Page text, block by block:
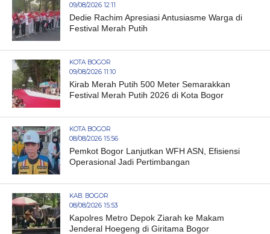
09/08/2026 12:11
Dedie Rachim Apresiasi Antusiasme Warga di
Festival Merah Putih
KOTA BOGOR
09/08/2026 11:10
Kirab Merah Putih 500 Meter Semarakkan
Festival Merah Putih 2026 di Kota Bogor
KOTA BOGOR
08/08/2026 15:56
Pemkot Bogor Lanjutkan WFH ASN, Efisiensi
Operasional Jadi Pertimbangan
KAB. BOGOR
08/08/2026 15:53
Kapolres Metro Depok Ziarah ke Makam
Jenderal Hoegeng di Giritama Bogor